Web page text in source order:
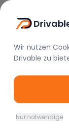
Porsche
McLaren
Bentley
Rolls Royce
Lotus
Wir nutzen
Drivable zu
Nur notwendige